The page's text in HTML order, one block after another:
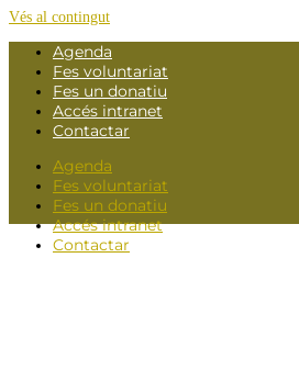
Vés al contingut
Agenda
Fes voluntariat
Fes un donatiu
Accés intranet
Contactar
Agenda
Fes voluntariat
Fes un donatiu
Accés intranet
Contactar